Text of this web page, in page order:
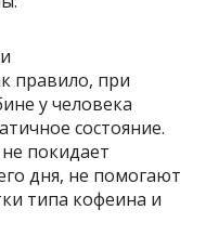
правило, при
у человека
состояние.
покидает
дня, не помогают
типа кофеина и